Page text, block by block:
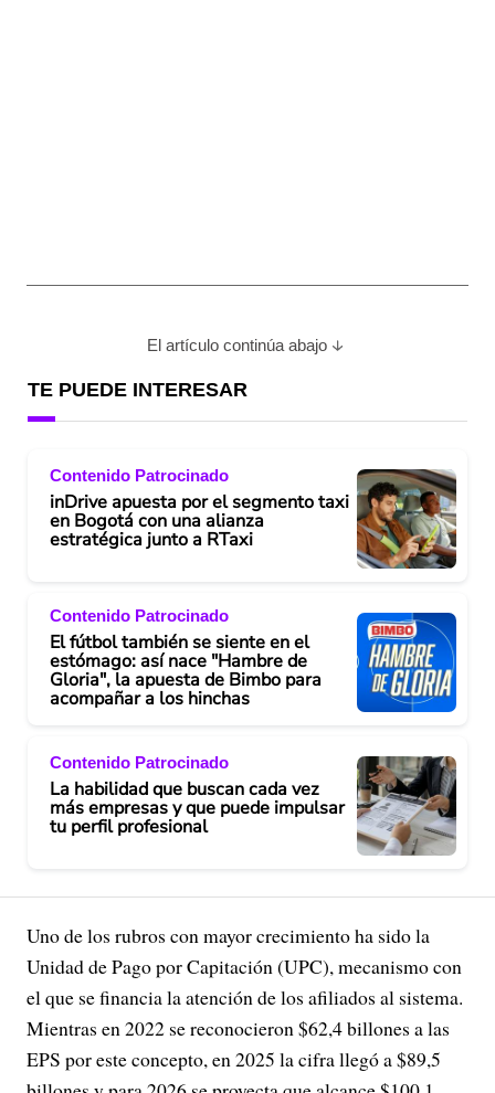
El artículo continúa abajo
TE PUEDE INTERESAR
Contenido Patrocinado
inDrive apuesta por el segmento taxi
en Bogotá con una alianza
estratégica junto a RTaxi
Contenido Patrocinado
El fútbol también se siente en el
estómago: así nace "Hambre de
Gloria", la apuesta de Bimbo para
acompañar a los hinchas
Contenido Patrocinado
La habilidad que buscan cada vez
más empresas y que puede impulsar
tu perfil profesional
Uno de los rubros con mayor crecimiento ha sido la
Unidad de Pago por Capitación (UPC), mecanismo con
el que se financia la atención de los afiliados al sistema.
Mientras en 2022 se reconocieron $62,4 billones a las
EPS por este concepto, en 2025 la cifra llegó a $89,5